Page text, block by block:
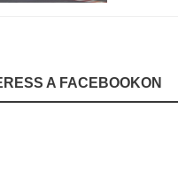
A FACEBOOKON